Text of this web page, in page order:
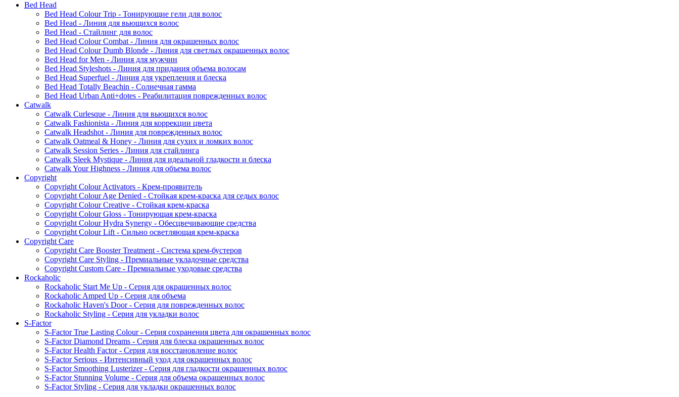
Bed Head
Bed Head Colour Trip - Тонирующие гели для волос
Bed Head - Линия для вьющихся волос
Bed Head - Стайлинг для волос
Bed Head Colour Combat - Линия для окрашенных волос
Bed Head Colour Dumb Blonde - Линия для светлых окрашенных волос
Bed Head for Men - Линия для мужчин
Bed Head Styleshots - Линия для придания объема волосам
Bed Head Superfuel - Линия для укрепления и блеска
Bed Head Totally Beachin - Солнечная гамма
Bed Head Urban Anti+dotes - Реабилитация поврежденных волос
Catwalk
Catwalk Curlesque - Линия для вьющихся волос
Catwalk Fashionista - Линия для коррекции цвета
Catwalk Headshot - Линия для поврежденных волос
Catwalk Oatmeal & Honey - Линия для сухих и ломких волос
Catwalk Session Series - Линия для стайлинга
Catwalk Sleek Mystique - Линия для идеальной гладкости и блеска
Catwalk Your Highness - Линия для объема волос
Copyright
Copyright Colour Activators - Крем-проявитель
Copyright Colour Age Denied - Стойкая крем-краска для седых волос
Copyright Colour Creative - Стойкая крем-краска
Copyright Colour Gloss - Тонирующая крем-краска
Copyright Colour Hydra Synergy - Обесцвечивающие средства
Copyright Colour Lift - Сильно осветляющая крем-краска
Copyright Care
Copyright Care Booster Treatment - Система крем-бустеров
Copyright Care Styling - Премиальные укладочные средства
Copyright Custom Care - Премиальные уходовые средства
Rockaholic
Rockaholic Start Me Up - Серия для окрашенных волос
Rockaholic Amped Up - Серия для объема
Rockaholic Haven's Door - Серия для поврежденных волос
Rockaholic Styling - Серия для укладки волос
S-Factor
S-Factor True Lasting Colour - Серия сохранения цвета для окрашенных волос
S-Factor Diamond Dreams - Серия для блеска окрашенных волос
S-Factor Health Factor - Серия для восстановление волос
S-Factor Serious - Интенсивный уход для окрашенных волос
S-Factor Smoothing Lusterizer - Серия для гладкости окрашенных волос
S-Factor Stunning Volume - Серия для объема окрашенных волос
S-Factor Styling - Серия для укладки окрашенных волос